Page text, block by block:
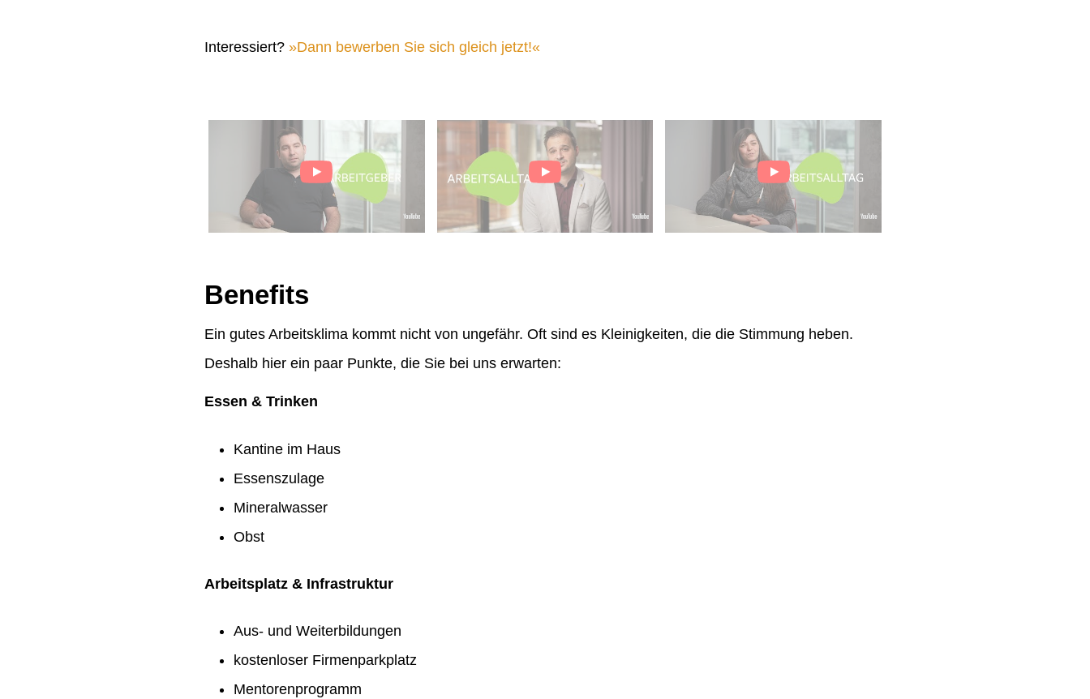
Interessiert? Dann bewerben Sie sich gleich jetzt!
Benefits
Ein gutes Arbeitsklima kommt nicht von ungefähr. Oft sind es Kleinigkeiten, die die Stimmung heben.
Deshalb hier ein paar Punkte, die Sie bei uns erwarten:
Essen & Trinken
Kantine im Haus
Essenszulage
Mineralwasser
Obst
Arbeitsplatz & Infrastruktur
Aus- und Weiterbildungen
kostenloser Firmenparkplatz
Mentorenprogramm